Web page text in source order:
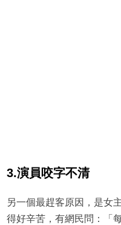
3.演員咬字不清
另一個最趕客原因，是女
得好辛苦，有網民問：「